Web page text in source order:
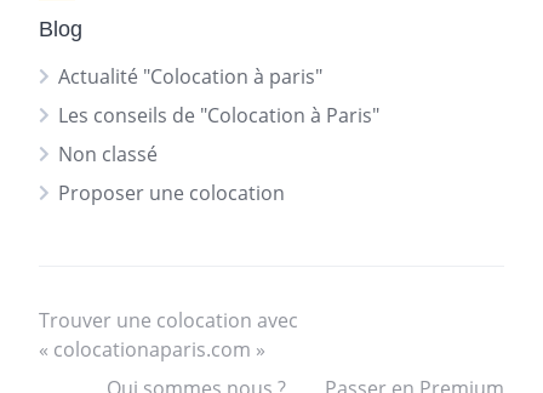
Blog
Actualité "Colocation à paris"
Les conseils de "Colocation à Paris"
Non classé
Proposer une colocation
Trouver une colocation avec
« colocationaparis.com »